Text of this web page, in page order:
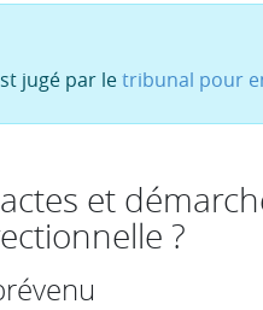
jugé par letribunal pour
et
?